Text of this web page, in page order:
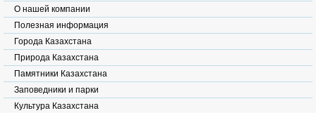
О нашей компании
Полезная информация
Города Казахстана
Природа Казахстана
Памятники Казахстана
Заповедники и парки
Культура Казахстана